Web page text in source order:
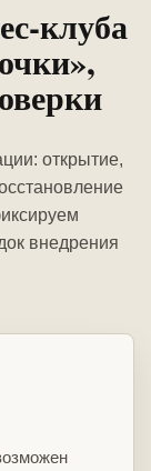
клуба
открытие,
внедрения